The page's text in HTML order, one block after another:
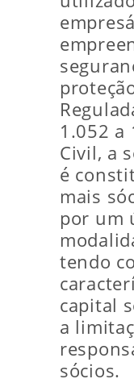
1.052 a
Civil, a
é
mais
por um
tendo
capital
a
sócios.